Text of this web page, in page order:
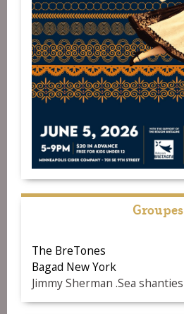
Groupes
The BreTones
Bagad New York
Jimmy Sherman .Sea shanties